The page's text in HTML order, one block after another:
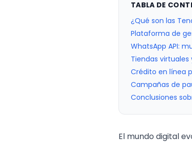
TABLA DE
¿Qué son las
Plataforma de
WhatsApp API:
Tiendas
Crédito en línea
Campañas de
Conclusiones
El mundo digital